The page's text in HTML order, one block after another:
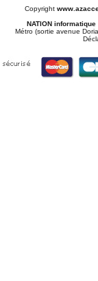
Copyright
NATION informatique
Métro (sortie avenue